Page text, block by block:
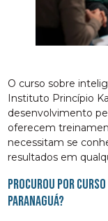
O curso sobre
Instituto Princípio
desenvolvimento
oferecem
necessitam se
resultados em
Procurou por
Paranaguá?